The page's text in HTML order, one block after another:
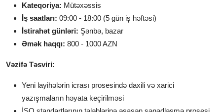
Kateqoriya: Mütəxəssis
İş saatları: 09:00 - 18:00 (5 gün iş həftəsi)
İstirahət günləri: Şənbə, bazar
Əmək haqqı: 800 - 1000 AZN
Vəzifə Təsviri:
Yeni layihələrin icrası prosesində daxili və xarici
yazışmaların həyata keçirilməsi